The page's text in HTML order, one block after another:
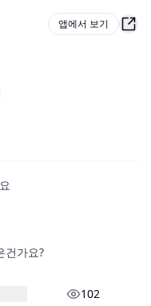
앱에서 보기
건가요?
102